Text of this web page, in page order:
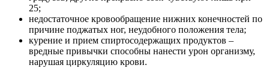
25;
недостаточное кровообращение нижних конечностей по
причине поджатых ног, неудобного положения тела;
курение и прием спиртосодержащих продуктов –
вредные привычки способны нанести урон организму,
нарушая циркуляцию крови.